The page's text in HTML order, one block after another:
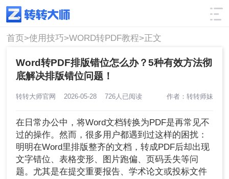
使用技巧 筛选
首页>使用技巧>WORD转PDF教程>正文
Word转PDF排版错位怎么办？5种有效方法彻
底解决排版错位问题！
转转大师官网 2026-05-28 726人已阅读 作者：转转师妹
在日常办公中，将Word文档转换为PDF是再常见不
过的操作。然而，很多用户都遇到过这样的困扰：
明明在Word里排版整齐的文档，转成PDF后却出现
文字错位、表格变形、图片跑偏、页码丢失等问
题。尤其是在提交重要报告、学术论文或投标文件